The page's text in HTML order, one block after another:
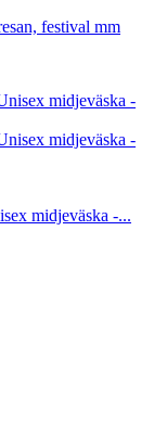
festival mm
midjeväska -...